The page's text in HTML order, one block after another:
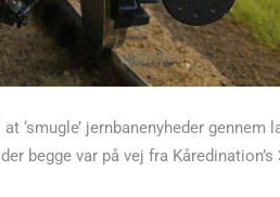
‘smugle’ jernbanenyheder gennem
begge var på vej fra